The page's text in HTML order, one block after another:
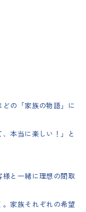
の「家族の物語」に
本当に楽しい！」と
と一緒に理想の間取
家族それぞれの希望